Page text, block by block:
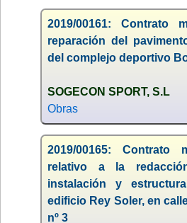
2019/00161: Contrato
reparación del
del complejo deportivo
SOGECON SPORT, S.L
Obras
2019/00165: Contrato
relativo a la
instalación y
edificio Rey Soler, en
nº 3